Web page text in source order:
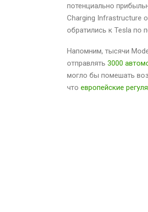
потенциально
Charging Infrastructure
обратились к Tesla по
Напомним, тысячи
отправлять 3000
могло бы помешать
что европейские